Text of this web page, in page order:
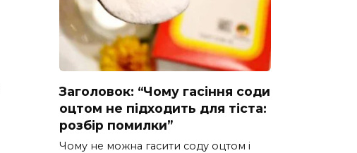
Заголовок: “Чому гасіння соди
оцтом не підходить для тіста:
розбір помилки”
Чому не можна гасити соду оцтом і